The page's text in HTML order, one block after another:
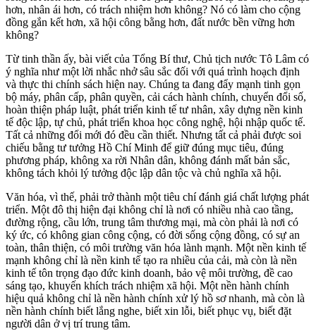
hơn, nhân ái hơn, có trách nhiệm hơn không? Nó có làm cho cộng
đồng gắn kết hơn, xã hội công bằng hơn, đất nước bền vững hơn
không?
Từ tinh thần ấy, bài viết của Tổng Bí thư, Chủ tịch nước Tô Lâm có
ý nghĩa như một lời nhắc nhở sâu sắc đối với quá trình hoạch định
và thực thi chính sách hiện nay. Chúng ta đang đẩy mạnh tinh gọn
bộ máy, phân cấp, phân quyền, cải cách hành chính, chuyển đổi số,
hoàn thiện pháp luật, phát triển kinh tế tư nhân, xây dựng nền kinh
tế độc lập, tự chủ, phát triển khoa học công nghệ, hội nhập quốc tế.
Tất cả những đổi mới đó đều cần thiết. Nhưng tất cả phải được soi
chiếu bằng tư tưởng Hồ Chí Minh để giữ đúng mục tiêu, đúng
phương pháp, không xa rời Nhân dân, không đánh mất bản sắc,
không tách khỏi lý tưởng độc lập dân tộc và chủ nghĩa xã hội.
Văn hóa, vì thế, phải trở thành một tiêu chí đánh giá chất lượng phát
triển. Một đô thị hiện đại không chỉ là nơi có nhiều nhà cao tầng,
đường rộng, cầu lớn, trung tâm thương mại, mà còn phải là nơi có
ký ức, có không gian công cộng, có đời sống cộng đồng, có sự an
toàn, thân thiện, có môi trường văn hóa lành mạnh. Một nền kinh tế
mạnh không chỉ là nền kinh tế tạo ra nhiều của cải, mà còn là nền
kinh tế tôn trọng đạo đức kinh doanh, bảo vệ môi trường, đề cao
sáng tạo, khuyến khích trách nhiệm xã hội. Một nền hành chính
hiệu quả không chỉ là nền hành chính xử lý hồ sơ nhanh, mà còn là
nền hành chính biết lắng nghe, biết xin lỗi, biết phục vụ, biết đặt
người dân ở vị trí trung tâm.